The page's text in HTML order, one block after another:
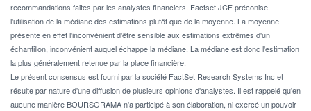
recommandations faites par les analystes financiers. Factset JCF préconise
l'utilisation de la médiane des estimations plutôt que de la moyenne. La moyenne
présente en effet l'inconvénient d'être sensible aux estimations extrêmes d'un
échantillon, inconvénient auquel échappe la médiane. La médiane est donc l'estimation
la plus généralement retenue par la place financière.
Le présent consensus est fourni par la société FactSet Research Systems Inc et
résulte par nature d'une diffusion de plusieurs opinions d'analystes. Il est rappelé qu'en
aucune manière BOURSORAMA n'a participé à son élaboration, ni exercé un pouvoir